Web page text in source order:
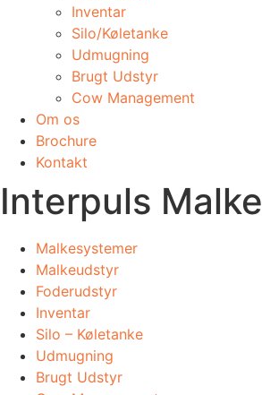
Inventar
Silo/Køletanke
Udmugning
​Brugt Udstyr
Cow Management
Om os
Brochure
Kontakt
Interpuls
Malkesystemer
Malkeudstyr
Foderudstyr
Inventar
Silo – Køletanke
Udmugning
​Brugt Udstyr